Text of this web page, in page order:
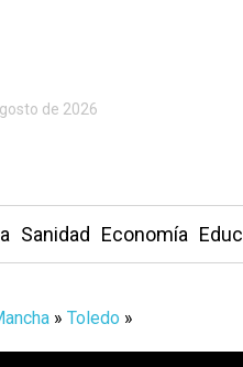
de 2026
Sanidad Economía
» Toledo »